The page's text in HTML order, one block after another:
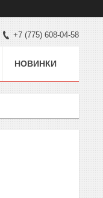
+7 (775) 608-04-58
НОВИНКИ